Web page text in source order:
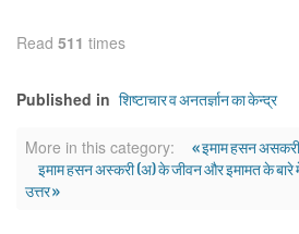
Read 511 times
Published in शिष्टाचार व अनतर्ज्ञान का केन्द्र
More in this category:
« इमाम हसन
इमाम हसन अस्करी (अ) के जीवन और इमामत के बारे में
उत्तर »